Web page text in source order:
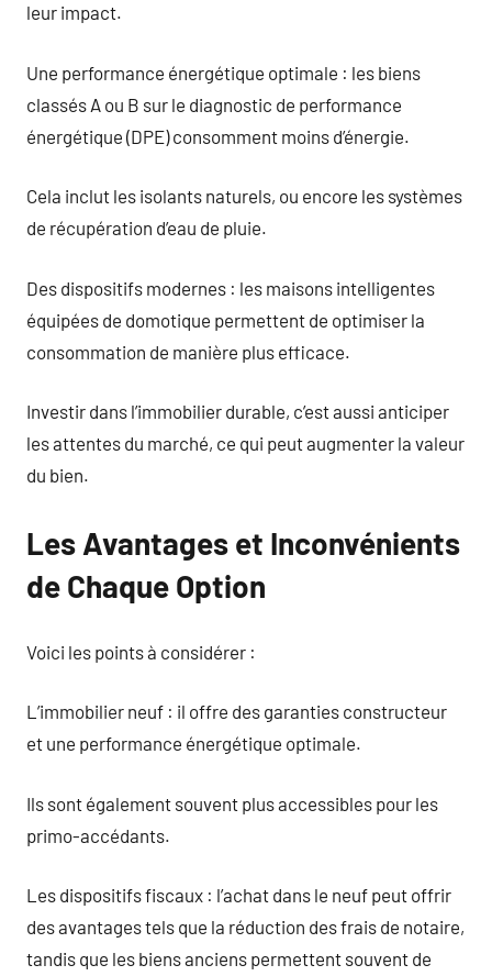
leur impact.
Une performance énergétique optimale : les biens
classés A ou B sur le diagnostic de performance
énergétique (DPE) consomment moins d’énergie.
Cela inclut les isolants naturels, ou encore les systèmes
de récupération d’eau de pluie.
Des dispositifs modernes : les maisons intelligentes
équipées de domotique permettent de optimiser la
consommation de manière plus efficace.
Investir dans l’immobilier durable, c’est aussi anticiper
les attentes du marché, ce qui peut augmenter la valeur
du bien.
Les Avantages et Inconvénients
de Chaque Option
Voici les points à considérer :
L’immobilier neuf : il offre des garanties constructeur
et une performance énergétique optimale.
Ils sont également souvent plus accessibles pour les
primo-accédants.
Les dispositifs fiscaux : l’achat dans le neuf peut offrir
des avantages tels que la réduction des frais de notaire,
tandis que les biens anciens permettent souvent de